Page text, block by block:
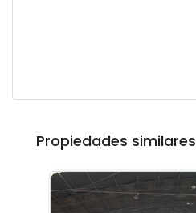
Propiedades similares